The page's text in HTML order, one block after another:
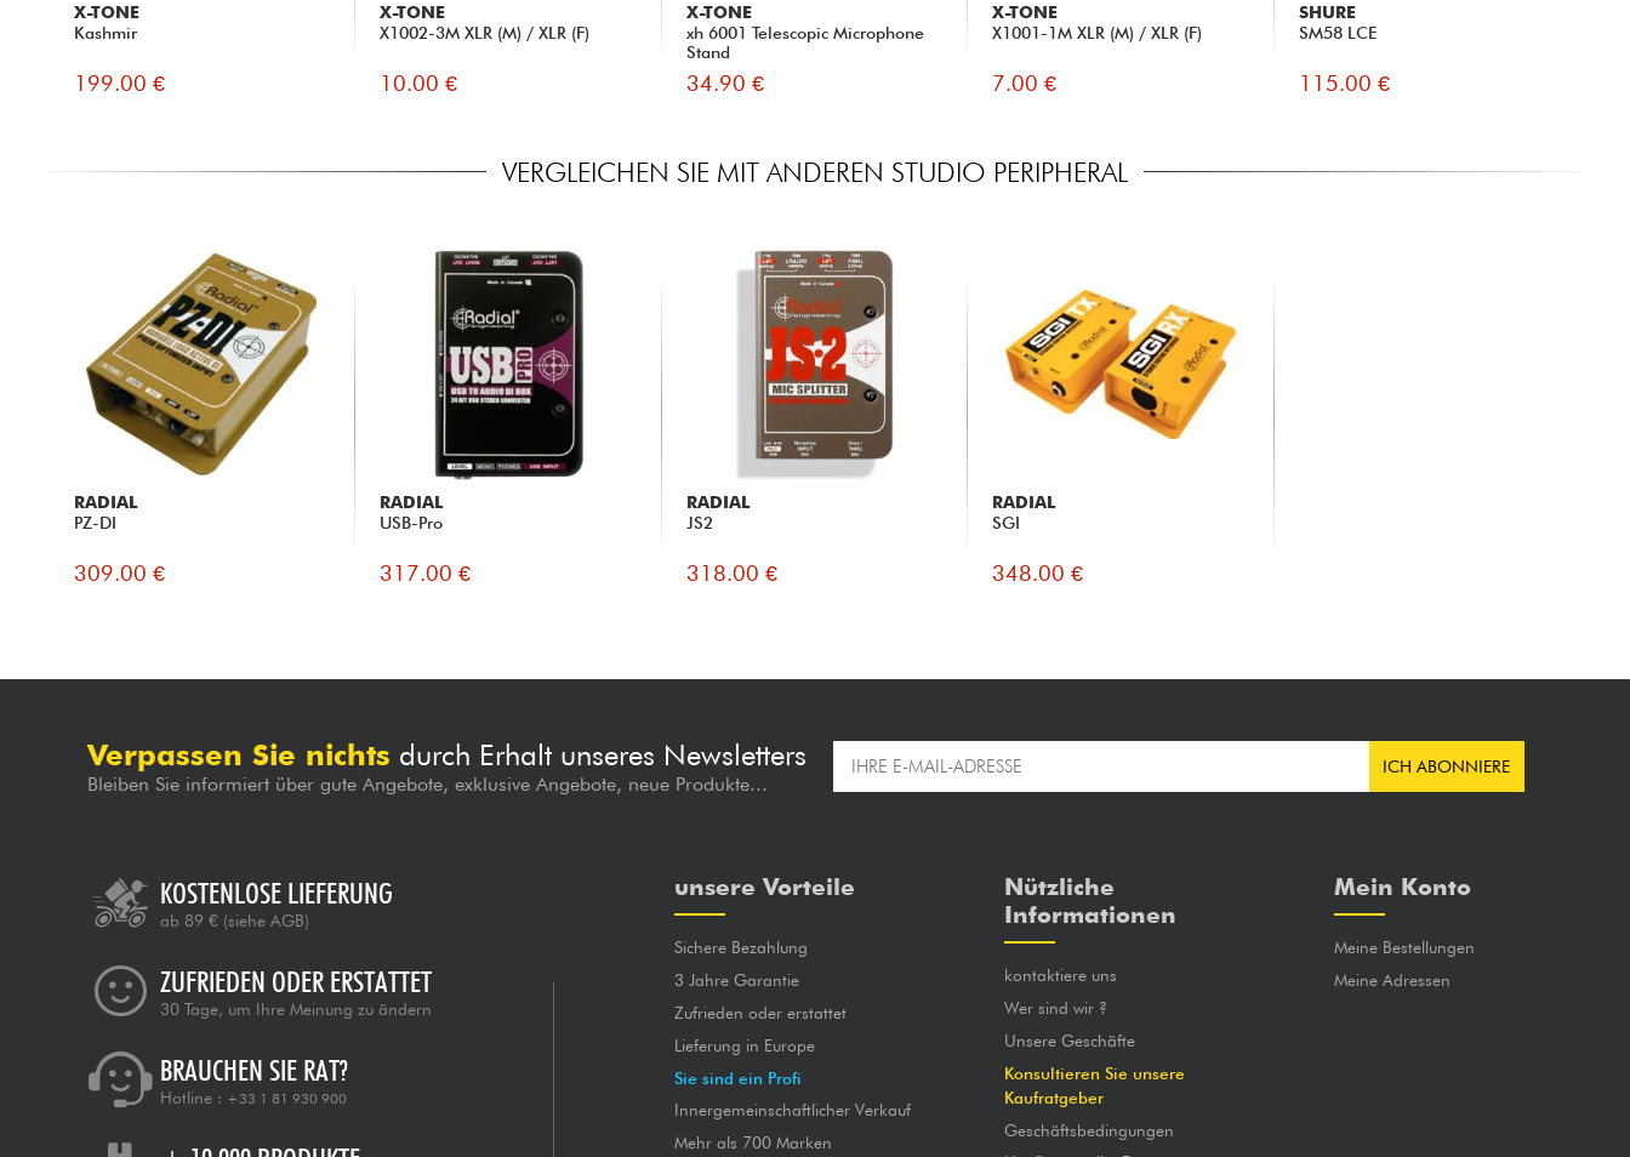
X-TONE
Kashmir
199.00 €
X-TONE
X1002-3M XLR (M) / XLR (F)
10.00 €
X-TONE
xh 6001 Telescopic Microphone
Stand
34.90 €
X-TONE
X1001-1M XLR (M) / XLR (F)
7.00 €
SHURE
SM58 LCE
115.00 €
VERGLEICHEN SIE MIT ANDEREN STUDIO PERIPHERAL
RADIAL
PZ-DI
309.00 €
RADIAL
USB-Pro
317.00 €
RADIAL
JS2
318.00 €
RADIAL
SGI
348.00 €
Verpassen Sie nichts durch Erhalt unseres Newsletters
Bleiben Sie informiert über gute Angebote, exklusive Angebote, neue Produkte...
ICH ABONNIERE
KOSTENLOSE LIEFERUNG
ab 89 € (siehe AGB)
ZUFRIEDEN ODER ERSTATTET
30 Tage, um Ihre Meinung zu ändern
BRAUCHEN SIE RAT?
Hotline : +33 1 81 930 900
unsere Vorteile
Sichere Bezahlung
3 Jahre Garantie
Zufrieden oder erstattet
Lieferung in Europe
Sie sind ein Profi
Innergemeinschaftlicher Verkauf
Mehr als 700 Marken
Nützliche
Informationen
kontaktiere uns
Wer sind wir ?
Unsere Geschäfte
Konsultieren Sie unsere
Kaufratgeber
Geschäftsbedingungen
Mein Konto
Meine Bestellungen
Meine Adressen